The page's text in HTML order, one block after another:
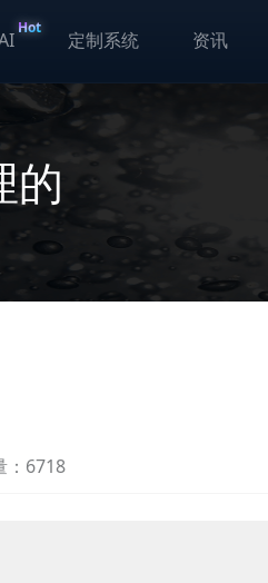
Hot
定制系统 资讯
的
：6718